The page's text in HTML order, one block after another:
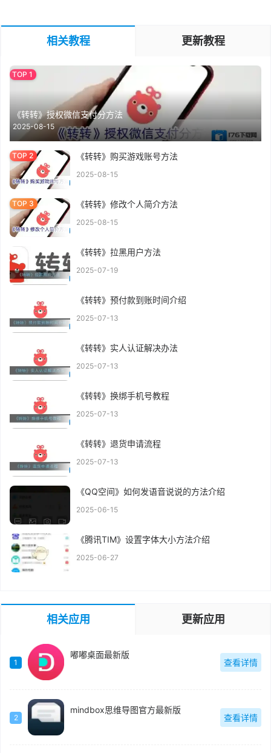
相关教程 更新教程
《转转》授权微信支付分方法
2025-08-15
《转转》购买游戏账号方法
2025-08-15
《转转》修改个人简介方法
2025-08-15
《转转》拉黑用户方法
2025-07-19
《转转》预付款到账时间介绍
2025-07-13
《转转》实人认证解决办法
2025-07-13
《转转》换绑手机号教程
2025-07-13
《转转》退货申请流程
2025-07-13
《QQ空间》如何发语音说说的方法介绍
2025-06-15
《腾讯TIM》设置字体大小方法介绍
2025-06-27
相关应用 更新应用
1
嘟嘟桌面最新版
查看详情
2
mindbox思维导图官方最新版
查看详情